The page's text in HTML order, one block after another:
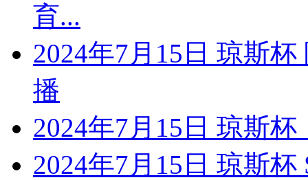
育...
2024年7月15日 琼斯
播
2024年7月15日 琼斯
2024年7月15日 琼斯